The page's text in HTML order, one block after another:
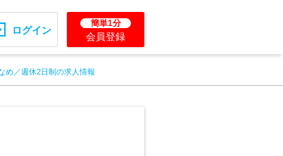
ログイン
簡単1分
会員登録
め／週休2日制の求人情報